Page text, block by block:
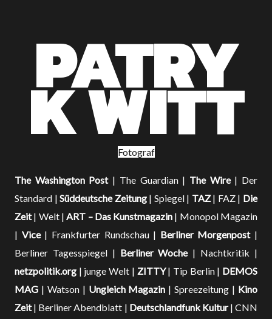
PATRY
K WITT
Fotograf
The Washington Post| The Guardian | The Wire| Der
Standard |Süddeutsche Zeitung| Spiegel | TAZ| FAZ | Die
Zeit| Welt |ART – Das Kunstmagazin | Monopol Magazin
| Vice| Frankfurter Rundschau | Berliner Morgenpost|
Berliner Tagesspiegel | Berliner Woche| Nachtkritik |
netzpolitik.org | junge Welt | ZITTY| Tip Berlin | DEMOS
MAG | Watson | Ungleich Magazin | Spreezeitung | Kino
Zeit| Berliner Abendblatt | Deutschlandfunk Kultur| CNN